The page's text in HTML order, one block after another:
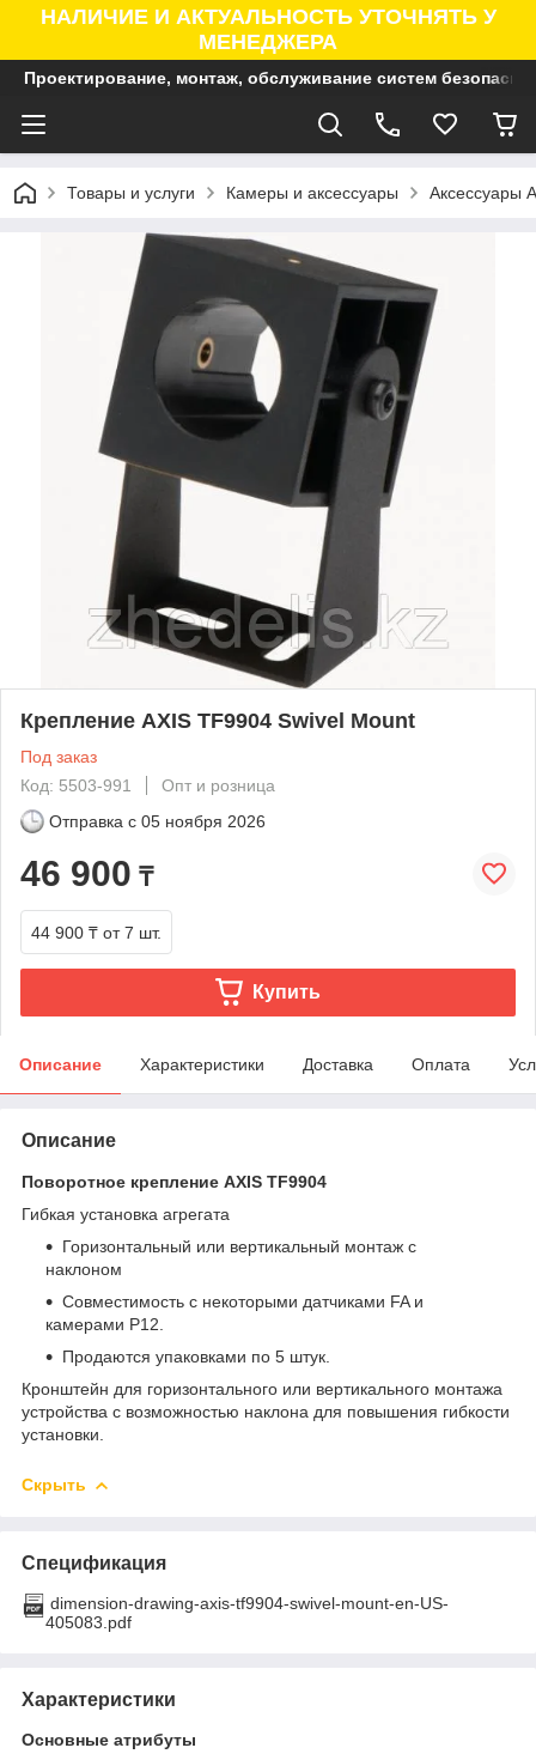
НАЛИЧИЕ И АКТУАЛЬНОСТЬ УТОЧНЯТЬ У
МЕНЕДЖЕРА
Проектирование, монтаж, обслуживание систем
Товары и услуги Камеры и аксессуары Аксессуары
Крепление AXIS TF9904 Swivel Mount
Под заказ
Код: 5503-991
Опт и розница
Отправка с 05 ноября 2026
46 900 ₸
44 900 ₸ от 7 шт.
Купить
Описание Характеристики Доставка Оплата
Описание
Поворотное крепление AXIS TF9904
Гибкая установка агрегата
Горизонтальный или вертикальный монтаж с
наклоном
Совместимость с некоторыми датчиками FA и
камерами P12.
Продаются упаковками по 5 штук.
Кронштейн для горизонтального или вертикального монтажа
устройства с возможностью наклона для повышения гибкости
установки.
Скрыть
Спецификация
dimension-drawing-axis-tf9904-swivel-mount-en-US-
405083.pdf
Характеристики
Основные атрибуты